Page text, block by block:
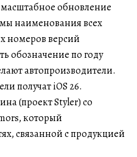
масштабное обновление
наименования всех
номеров версий
обозначение по году
автопроизводители.
получат iOS 26.
(проект Styler) со
который
связанной с продукцией